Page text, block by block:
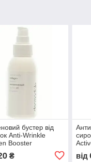
бустер від
Anti-Wrinkle
Booster
₴ від